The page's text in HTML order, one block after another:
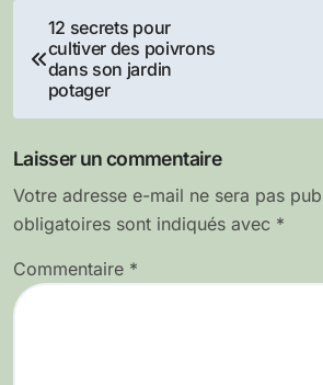
Navigation
de
l’article
12 secrets pour
cultiver des poivrons
dans son jardin
potager
Laisser un commentaire
Votre adresse e-mail ne sera pas
obligatoires sont indiqués avec *
Commentaire *